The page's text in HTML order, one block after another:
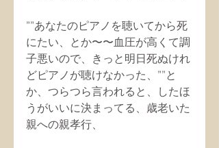
””あなたのピアノを聴いてから死
にたい、とか〜〜血圧が高くて調
子悪いので、きっと明日死ぬけれ
どピアノが聴けなかった、””と
か、つらつら言われると、したほ
うがいいに決まってる、歳老いた
親への親孝行、